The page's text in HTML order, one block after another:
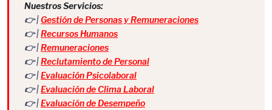
Nuestros Servicios:
👉 |Gestión de Personas y Remuneraciones
👉 |Recursos Humanos
👉 |Remuneraciones
👉 |Reclutamiento de Personal
👉 |Evaluación Psicolaboral
👉 |Evaluación de Clima Laboral
👉 |Evaluación de Desempeño